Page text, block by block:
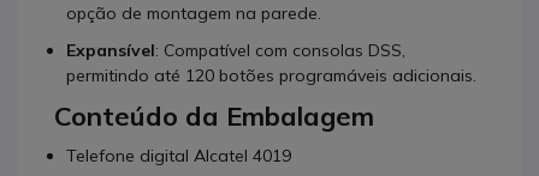
opção de montagem na parede.
Expansível: Compatível com consolas DSS,
permitindo até 120 botões programáveis adicionais.
Conteúdo da Embalagem
Telefone digital Alcatel 4019